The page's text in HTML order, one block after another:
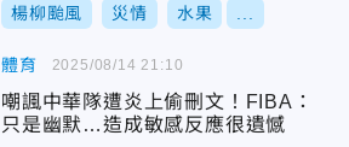
楊柳颱風 災情 水果
體育
嘲諷中華隊遭炎上偷刪文！FIBA：
只是幽默…造成敏感反應很遺憾
2025/08/14 21:10